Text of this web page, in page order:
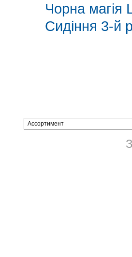
Чорна магія
Сидіння 3-й